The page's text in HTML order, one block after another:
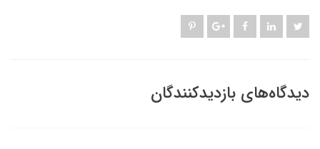
دیدگاه‌های بازدیدکنندگان